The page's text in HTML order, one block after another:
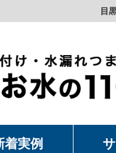
目
着実例